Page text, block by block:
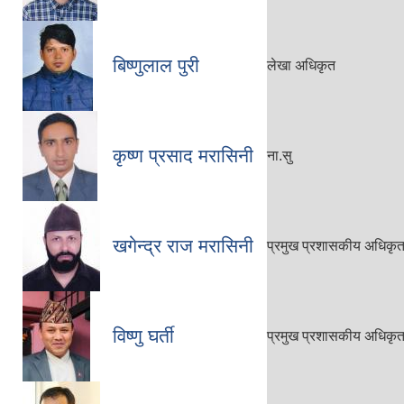
बिष्णुलाल पुरी लेखा अधिकृत
कृष्ण प्रसाद म‍रासिनी ना.सु
खगेन्द्र राज मरासिनी प्रमुख प्रशासकीय अधिकृत
विष्णु घर्ती प्रमुख प्रशासकीय अधिकृत